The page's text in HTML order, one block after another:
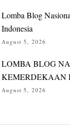
Lomba Blog
Indonesia
August 5, 2026
LOMBA BLOG
KEMERDEKAAN
August 5, 2026